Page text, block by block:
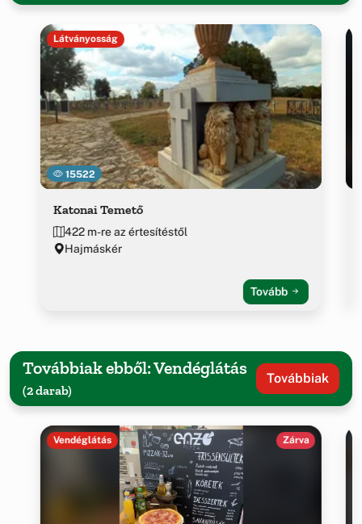
15522
Látványosság
Katonai Temető
422 m-re az értesítéstől
Hajmáskér
Tovább
Továbbiak ebből: Vendéglátás
(2 darab)
Továbbiak
Vendéglátás Zárva